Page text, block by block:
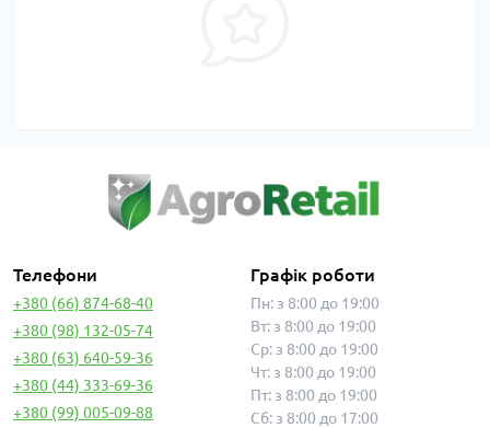
Телефони
+380 (66) 874-68-40
+380 (98) 132-05-74
+380 (63) 640-59-36
+380 (44) 333-69-36
+380 (99) 005-09-88
Графік роботи
Пн: з 8:00 до 19:00
Вт: з 8:00 до 19:00
Ср: з 8:00 до 19:00
Чт: з 8:00 до 19:00
Пт: з 8:00 до 19:00
Сб: з 8:00 до 17:00